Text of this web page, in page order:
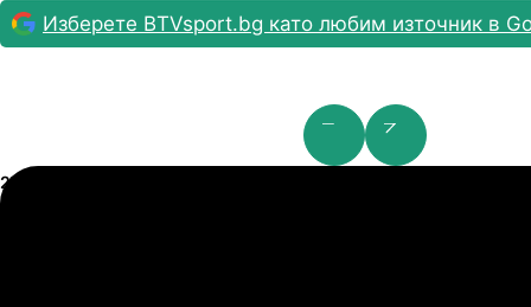
Изберете BTVsport.bg като любим източник в
Шампионска лига: 2nd Qualifying Round
21.07.2026